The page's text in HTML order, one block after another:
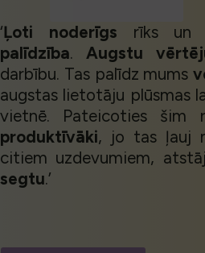
‘Ļoti noderīgs rīks un
palīdzība. Augstu
darbību. Tas palīdz mums
augstas lietotāju plūsmas
vietnē. Pateicoties šim
produktīvāki, jo tas ļauj
citiem uzdevumiem,
segtu.’